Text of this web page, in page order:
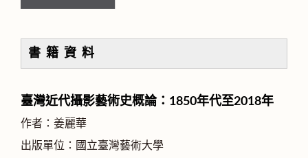
書 籍 資 料
臺灣近代攝影藝術史概論：1850年代至2018年
作者：姜麗華
出版單位：國立臺灣藝術大學